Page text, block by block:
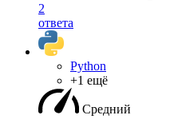
2
ответа
Python
+1 ещё
Средний